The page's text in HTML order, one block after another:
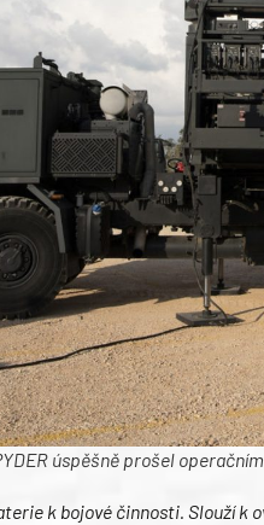
úspěšně prošel
k bojové činnosti. Slouží